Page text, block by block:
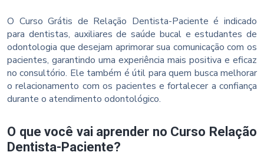
O Curso Grátis de Relação Dentista-Paciente é indicado
para dentistas, auxiliares de saúde bucal e estudantes de
odontologia que desejam aprimorar sua comunicação com os
pacientes, garantindo uma experiência mais positiva e eficaz
no consultório. Ele também é útil para quem busca melhorar
o relacionamento com os pacientes e fortalecer a confiança
durante o atendimento odontológico.
O que você vai aprender no Curso Relação
Dentista-Paciente?